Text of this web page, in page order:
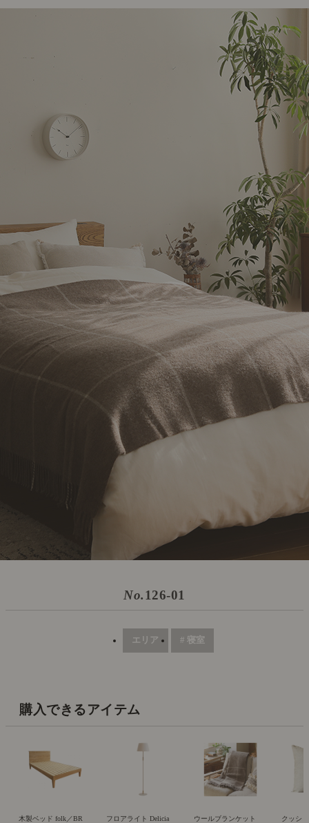
No.126-01
エリア # 寝室
購入できるアイテム
木製ベッド folk／BR フロアライト Delicia
ウールブランケット
クッシ